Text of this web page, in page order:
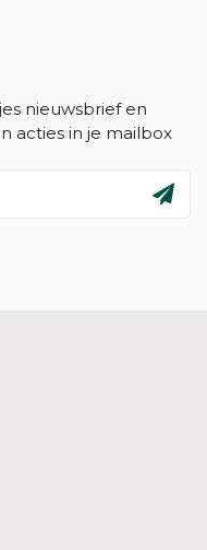
nieuwsbrief en
acties in je mailbox